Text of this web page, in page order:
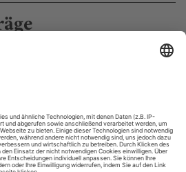
im Schauspielhaus Dresden
sie dem Macbeth-Stoff tatsächlich
gut zweieinhalb Stunden liegt
Mac -beth alias Regisseur alias
Mutter (Hannelore Koch), die
als Grouch (Programmheft) oder